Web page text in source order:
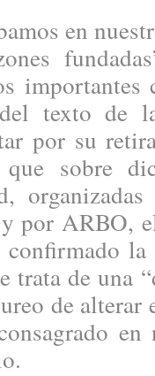
en
importantes
texto de
por su
que sobre
por ARBO,
trata de una
de alterar
en